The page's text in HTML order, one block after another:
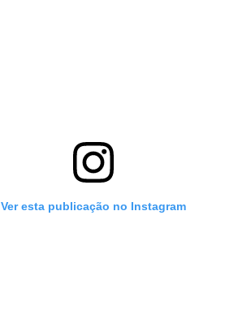
Ver esta publicação no Instagram